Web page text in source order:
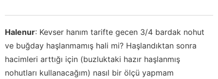
Halenur: Kevser hanım tarifte gecen 3/4 bardak nohut
ve buğday haşlanmamış hali mi? Haşlandıktan sonra
hacimleri arttığı için (buzluktaki hazır haşlanmış
nohutları kullanacağım) nasıl bir ölçü yapmam